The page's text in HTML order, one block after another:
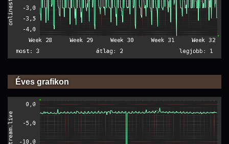
Éves grafikon